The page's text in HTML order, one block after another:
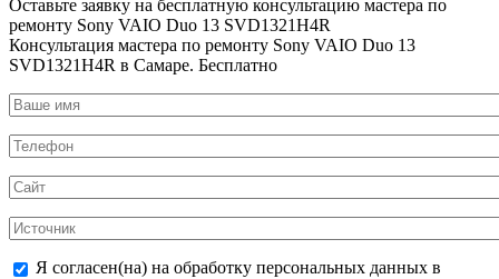
Оставьте заявку на бесплатную консультацию мастера по
ремонту Sony VAIO Duo 13 SVD1321H4R
Консультация мастера по ремонту Sony VAIO Duo 13
SVD1321H4R в Самаре. Бесплатно
Я согласен(на) на обработку персональных данных в